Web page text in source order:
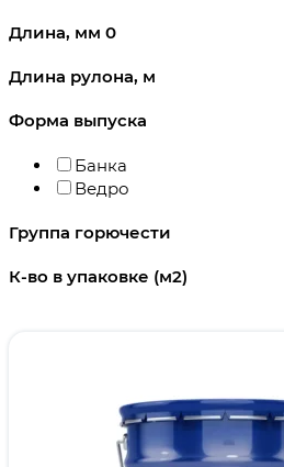
Длина, мм 0
Длина рулона, м
Форма выпуска
Банка
Ведро
Группа горючести
К-во в упаковке (м2)